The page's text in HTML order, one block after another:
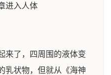
进入人体
来了，四周围的液体变
乳状物，但就从《海神